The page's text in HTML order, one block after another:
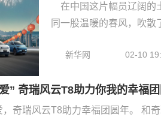
在中国这片幅员辽阔的
同一股温暖的春风，吹散
新华网 02-10
” 奇瑞风云T8助力你我的幸福